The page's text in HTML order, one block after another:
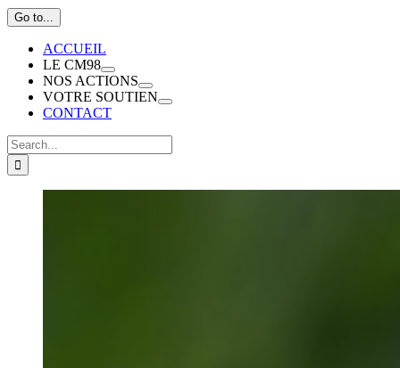
Go to...
ACCUEIL
LE CM98
NOS ACTIONS
VOTRE SOUTIEN
CONTACT
Search
for: